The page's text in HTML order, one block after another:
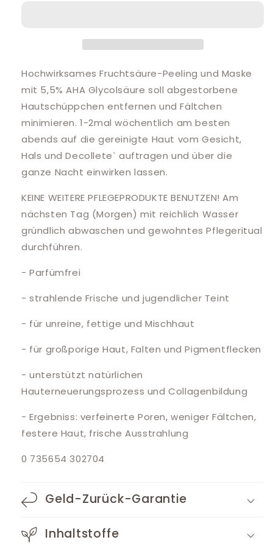
Maske
noch
mehr
glatte
Haut,
sofort
feinere
Poren
Maske
noch
mehr
glatte
sofort
feinere
Poren
Hochwirksames Fruchtsäure-Peeling und Maske
mit 5,5% AHA Glycolsäure soll abgestorbene
Hautschüppchen entfernen und Fältchen
minimieren. 1-2mal wöchentlich am besten
abends auf die gereinigte Haut vom Gesicht,
Hals und Decollete` auftragen und über die
ganze Nacht einwirken lassen.
KEINE WEITERE PFLEGEPRODUKTE BENUTZEN! Am
nächsten Tag (Morgen) mit reichlich Wasser
gründlich abwaschen und gewohntes Pflegeritual
durchführen.
- Parfümfrei
- strahlende Frische und jugendlicher Teint
- für unreine, fettige und Mischhaut
- für großporige Haut, Falten und Pigmentflecken
- unterstützt natürlichen
Hauterneuerungsprozess und Collagenbildung
- Ergebniss: verfeinerte Poren, weniger Fältchen,
festere Haut, frische Ausstrahlung
0 735654 302704
Geld-Zurück-Garantie
Inhaltstoffe